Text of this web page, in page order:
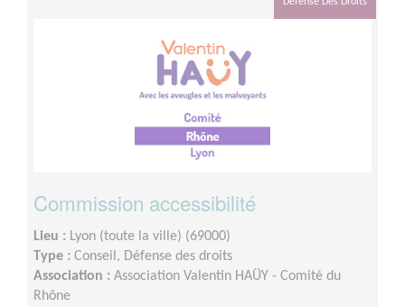
Commission accessibilité
Lieu : Lyon (toute la ville) (69000)
Type : Conseil, Défense des droits
Association : Association Valentin HAÜY - Comité du
Rhône